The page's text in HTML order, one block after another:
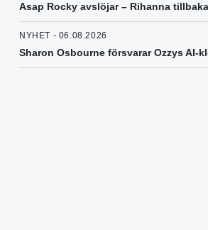
Asap Rocky avslöjar – Rihanna
NYHET - 06.08.2026
Sharon Osbourne försvarar Ozzys AI-